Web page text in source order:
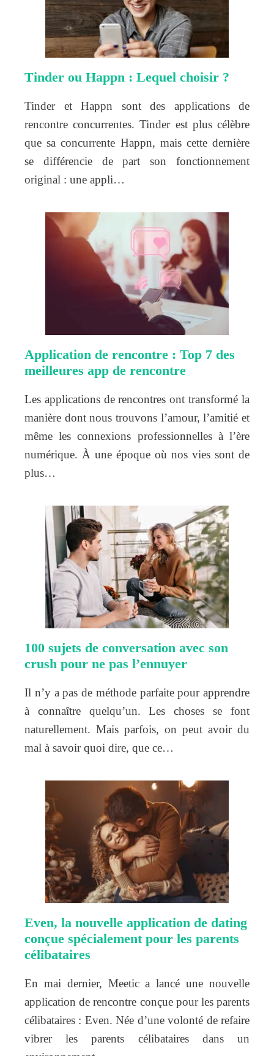
Tinder ou Happn : Lequel choisir ?
Tinder et Happn sont des applications de
rencontre concurrentes. Tinder est plus célèbre
que sa concurrente Happn, mais cette dernière
se différencie de part son fonctionnement
original : une appli…
Application de rencontre : Top 7 des
meilleures app de rencontre
Les applications de rencontres ont transformé la
manière dont nous trouvons l’amour, l’amitié et
même les connexions professionnelles à l’ère
numérique. À une époque où nos vies sont de
plus…
100 sujets de conversation avec son
crush pour ne pas l’ennuyer
Il n’y a pas de méthode parfaite pour apprendre
à connaître quelqu’un. Les choses se font
naturellement. Mais parfois, on peut avoir du
mal à savoir quoi dire, que ce…
Even, la nouvelle application de dating
conçue spécialement pour les parents
célibataires
En mai dernier, Meetic a lancé une nouvelle
application de rencontre conçue pour les parents
célibataires : Even. Née d’une volonté de refaire
vibrer les parents célibataires dans un